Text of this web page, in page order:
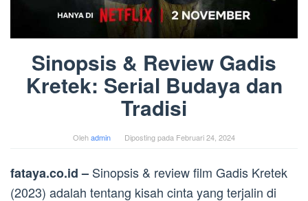
Sinopsis & Review Gadis
Kretek: Serial Budaya dan
Tradisi
Olehadmin Diposting pada Februari 24, 2024
fataya.co.id – Sinopsis & review film Gadis Kretek
(2023) adalah tentang kisah cinta yang terjalin di